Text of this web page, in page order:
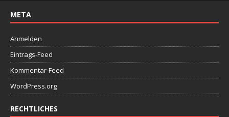
META
Anmelden
Eintrags-Feed
Kommentar-Feed
WordPress.org
RECHTLICHES